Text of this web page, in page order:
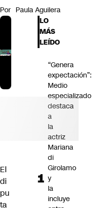
Por Paula Aguilera
El
di
pu
ta
LO
MÁS
LEÍDO
“Genera
expectación”:
Medio
especializado
destaca
a
la
actriz
Mariana
di
Girolamo
y
la
incluye